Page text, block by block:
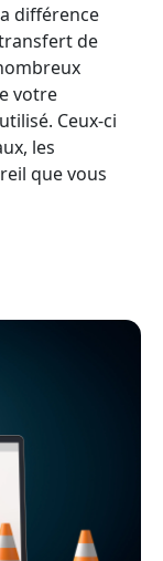
différence
de
votre
Ceux-ci
les
que vous